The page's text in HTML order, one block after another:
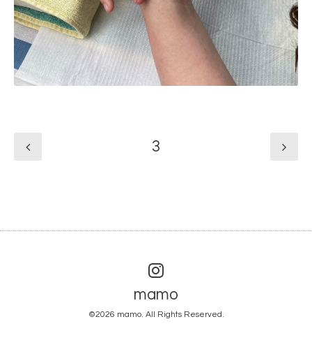
3
mamo
©2026 mamo. All Rights Reserved.